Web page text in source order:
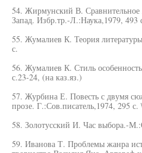
54. Жирмунский В. Сравнительное
Запад. Избр.тр.-Л.:Наука,1979, 493
55. Жумалиев К. Теория
с.
56. Жумалиев К. Стиль
с.23-24, (на каз.яз.)
57. Журбина Е. Повесть с двумя
прозе. Г.:Сов.писатель,1974, 295 с.
58. Золотусский И. Час выбора.-
59. Иванова Т. Проблемы жанра